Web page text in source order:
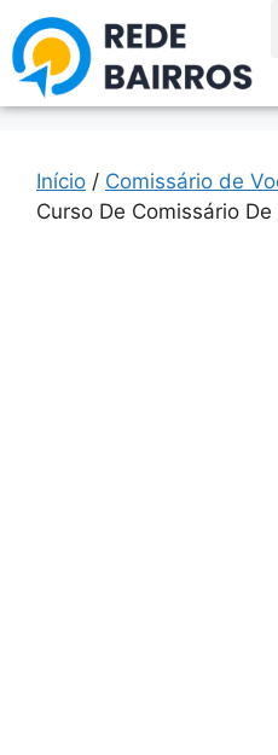
Início / Comissário de
Curso De Comissário